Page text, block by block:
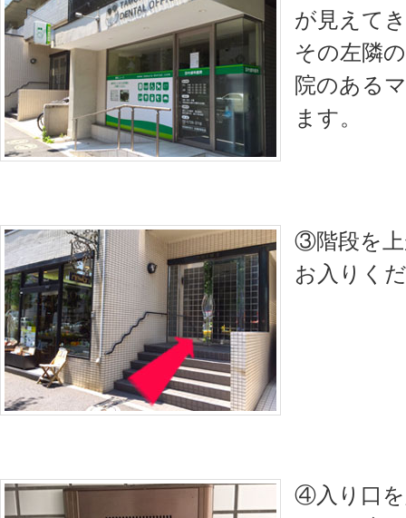
が見えて
その左隣
院のある
ます。
③階段を上
お入りく
④入り口